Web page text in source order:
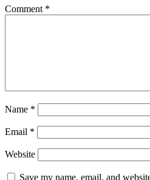
Comment *
Name *
Email *
Website
Save my name, email, and